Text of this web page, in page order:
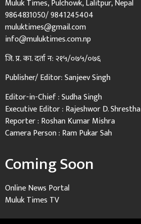
Muluk Times, Pulchowk, Lalitpur, Nepal
9864831050/ 9841245404
muluktimes@gmail.com
info@muluktimes.com.np
जि. प्र. का. दर्ता न: २१५/०७५/०७६
Publisher/ Editor: Sanjeev Singh
Editor-in-Chief : Sudha Singh
Executive Editor : Rajeshwor D. Shrestha
Reporter : Roshan Kumar Mishra
Camera Person : Ram Pukar Sah
Coming Soon
Online News Portal
Muluk Times TV